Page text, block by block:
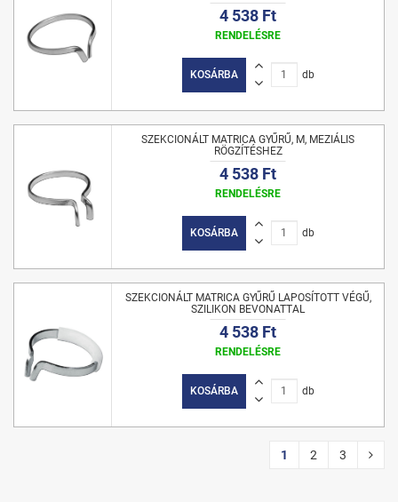
4 538 Ft
RENDELÉSRE
KOSÁRBA db
SZEKCIONÁLT MATRICA GYŰRŰ, M, MEZIÁLIS
RÖGZÍTÉSHEZ
4 538 Ft
RENDELÉSRE
KOSÁRBA db
SZEKCIONÁLT MATRICA GYŰRŰ LAPOSÍTOTT VÉGŰ,
SZILIKON BEVONATTAL
4 538 Ft
RENDELÉSRE
KOSÁRBA db
1 2 3